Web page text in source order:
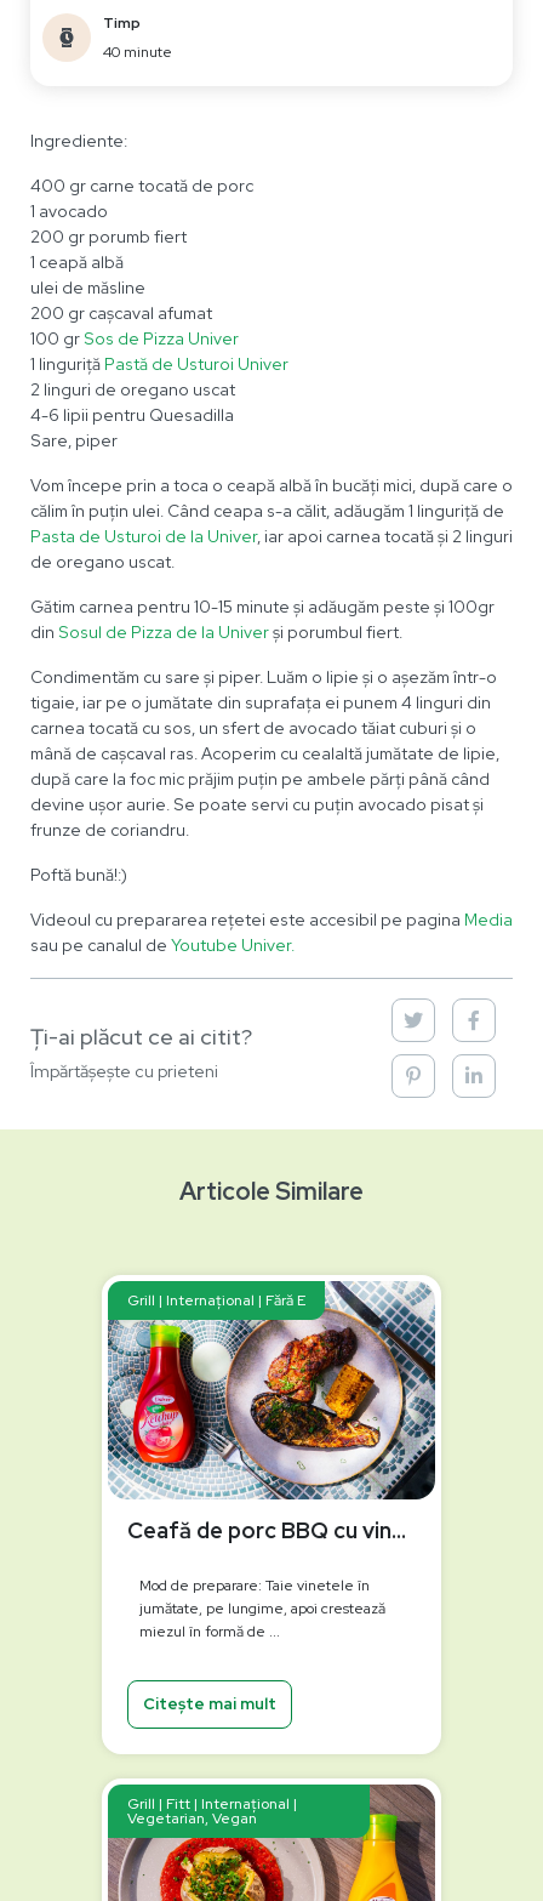
Timp
40 minute
Ingrediente:
400 gr carne tocată de porc
1 avocado
200 gr porumb fiert
1 ceapă albă
ulei de măsline
200 gr cașcaval afumat
100 grSos de Pizza Univer
1 linguriță Pastă de Usturoi Univer
2 linguri de oregano uscat
4-6 lipii pentru Quesadilla
Sare, piper
Vom începe prin a toca o ceapă albă în bucăți mici, după care o
călim în puțin ulei. Când ceapa s-a călit, adăugăm 1 linguriță de
Pasta de Usturoi de la Univer, iar apoi carnea tocată și 2 linguri
de oregano uscat.
Gătim carnea pentru 10-15 minute și adăugăm peste și 100gr
din Sosul de Pizza de la Univerși porumbul fiert.
Condimentăm cu sare și piper. Luăm o lipie și o așezăm într-o
tigaie, iar pe o jumătate din suprafața ei punem 4 linguri din
carnea tocată cu sos, un sfert de avocado tăiat cuburi și o
mână de cașcaval ras. Acoperim cu cealaltă jumătate de lipie,
după care la foc mic prăjim puțin pe ambele părți până când
devine ușor aurie. Se poate servi cu puțin avocado pisat și
frunze de coriandru.
Poftă bună!:)
Videoul cu prepararea rețetei este accesibil pe pagina Media
sau pe canalul de Youtube Univer.
Ți-ai plăcut ce ai citit?
Împărtășește cu prieteni
Articole Similare
Grill | Internațional | Fără E
Ceafă de porc BBQ cu vinete și porumb la grătar
Mod de preparare: Taie vinetele în
jumătate, pe lungime, apoi crestează
miezul în formă de ...
Citește mai mult
Grill | Fitt | Internațional |
Vegetarian, Vegan